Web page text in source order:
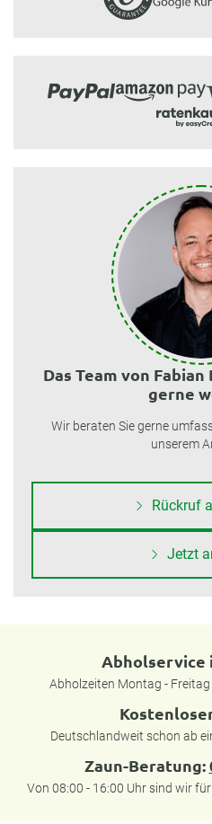
Das Team von
gerne
Wir beraten Sie gerne
unserem
Rückruf
Jetzt
Abholservice
Abholzeiten Montag -
Deutschlandweit schon ab
Zaun-Beratung:
Von 08:00 - 16:00 Uhr sind wir